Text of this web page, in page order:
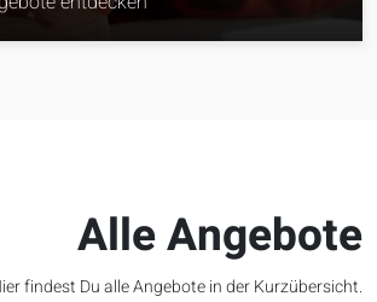
Alle Angebote
findest Du alle Angebote in der Kurzübersicht.